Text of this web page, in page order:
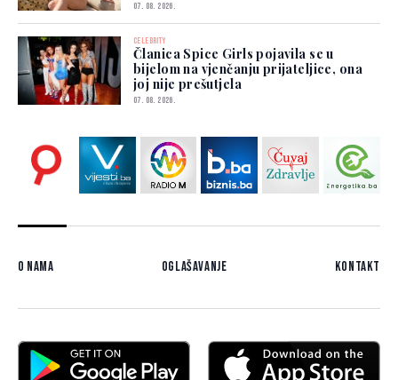
07. 08. 2026.
CELEBRITY
Članica Spice Girls pojavila se u
bijelom na vjenčanju prijateljice, ona
joj nije prešutjela
07. 08. 2026.
O nama Oglašavanje Kontakt